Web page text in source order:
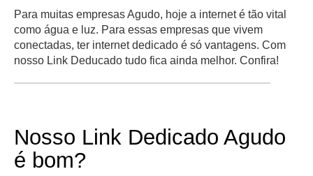
Para muitas empresas Agudo, hoje a internet é tão vital
como água e luz. Para essas empresas que vivem
conectadas, ter internet dedicado é só vantagens. Com
nosso Link Deducado tudo fica ainda melhor. Confira!
Nosso Link Dedicado Agudo
é bom?